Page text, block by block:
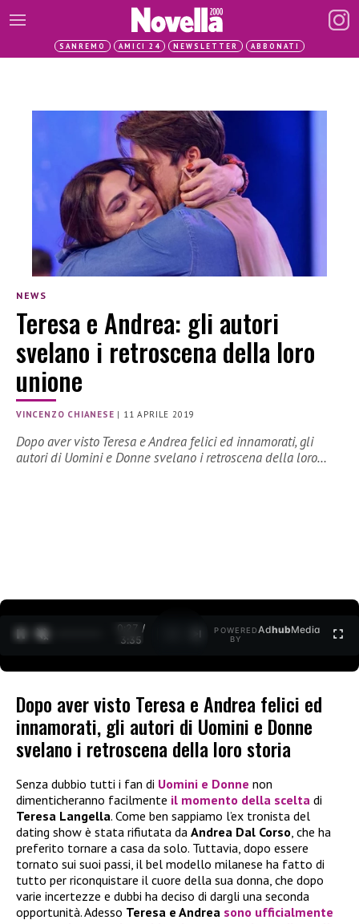
SANREMO AMICI 24 NEWSLETTER ABBONATI
NEWS
Teresa e Andrea: gli autori
svelano i retroscena della loro
unione
VINCENZO CHIANESE | 11 APRILE 2019
Dopo aver visto Teresa e Andrea felici ed innamorati, gli
autori di Uomini e Donne svelano i retroscena della loro…
0:27 /
3:35
POWERED
BY
AdhubMedia
Dopo aver visto Teresa e Andrea felici ed
innamorati, gli autori di Uomini e Donne
svelano i retroscena della loro storia
Senza dubbio tutti i fan di Uomini e Donne non
dimenticheranno facilmente il momento della scelta di
Teresa Langella. Come ben sappiamo l’ex tronista del
dating show è stata rifiutata da Andrea Dal Corso, che ha
preferito tornare a casa da solo. Tuttavia, dopo essere
tornato sui suoi passi, il bel modello milanese ha fatto di
tutto per riconquistare il cuore della sua donna, che dopo
varie incertezze e dubbi ha deciso di dargli una seconda
opportunità. Adesso Teresa e Andrea sono ufficialmente